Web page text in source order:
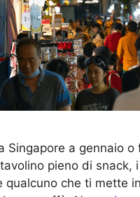
Singapore a gennaio
pieno di snack,
qualcuno che ti mette